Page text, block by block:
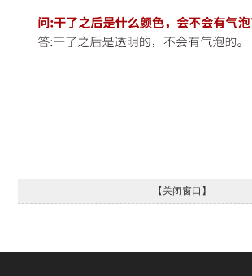
【关闭窗口】